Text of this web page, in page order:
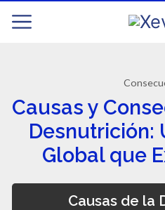
Causas y
Desnutrición:
Global que
Causas de la